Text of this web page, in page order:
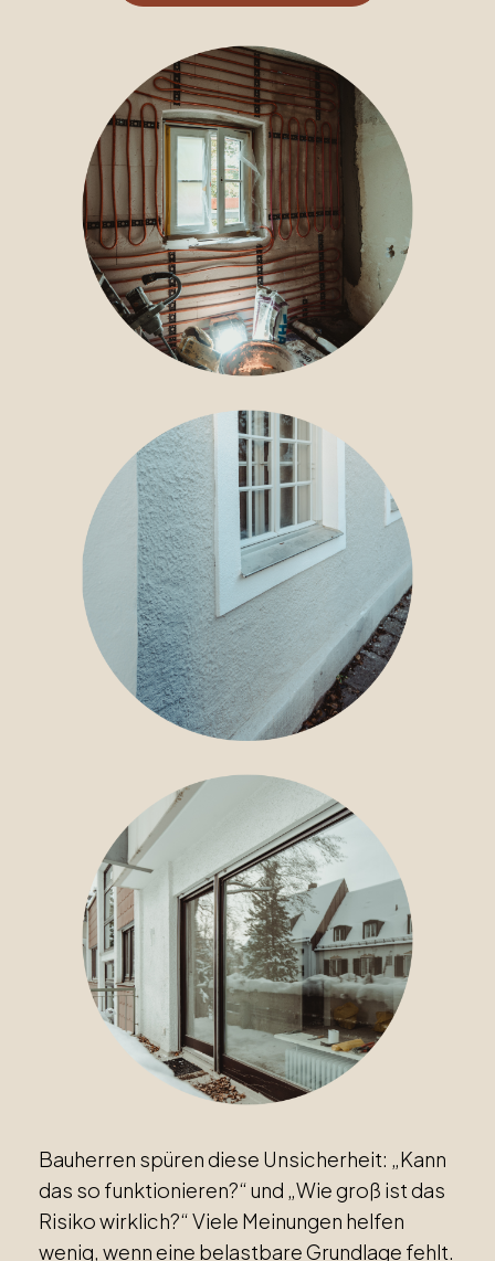
Bauherren spüren diese Unsicherheit: „Kann
das so funktionieren?“ und „Wie groß ist das
Risiko wirklich?“ Viele Meinungen helfen
wenig, wenn eine belastbare Grundlage fehlt.